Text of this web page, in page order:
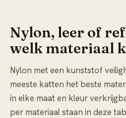
Nylon, leer of
welk materiaal
Nylon met een kunststof
meeste katten het beste
in elke maat en kleur
per materiaal staan in deze